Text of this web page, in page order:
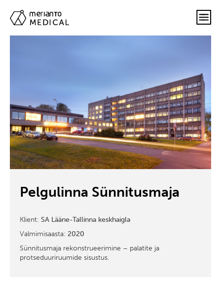
Pelgulinna Sünnitusmaja
Klient: SA Lääne-Tallinna keskhaigla
Valmimisaasta: 2020
Sünnitusmaja rekonstrueerimine – palatite ja
protseduuriruumide sisustus.